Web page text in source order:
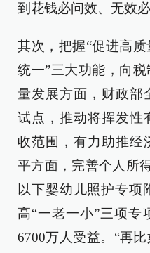
到花钱必问效、无效必
其次，把握“促进高
统一”三大功能，向
量发展方面，财政部
试点，推动将挥发性
收范围，有力助推经
平方面，完善个人所
以下婴幼儿照护专项
高“一老一小”三项专
6700万人受益。“再